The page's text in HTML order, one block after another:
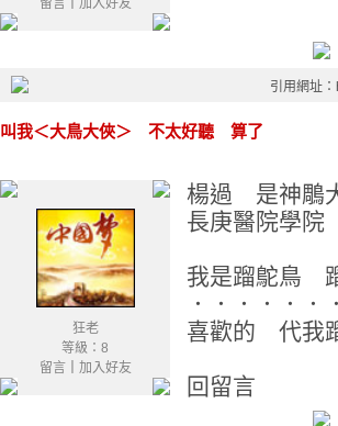
留言 加入好友
引用網址
叫我＜大鳥大俠＞ 不太好聽 算了
狂老
等級：8
留言｜ 加入好友
楊過 是神鵰
長庚醫院學
我是蹓鴕鳥
．．．．．
喜歡的 代我
回留言